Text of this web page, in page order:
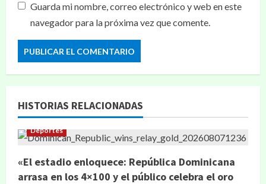
Guarda mi nombre, correo electrónico y web en este
navegador para la próxima vez que comente.
HISTORIAS RELACIONADAS
Deportes
«El estadio enloquece: República Dominicana
arrasa en los 4×100 y el público celebra el oro